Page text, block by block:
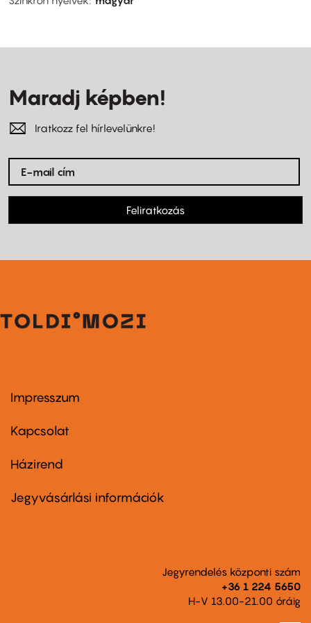
Maradj képben!
Iratkozz fel hírlevelünkre!
Feliratkozás
Footer
first
Impresszum
Kapcsolat
Footer
second
Házirend
Jegyvásárlási információk
Jegyrendelés központi szám
+36 1 224 5650
H-V 13.00-21.00 óráig